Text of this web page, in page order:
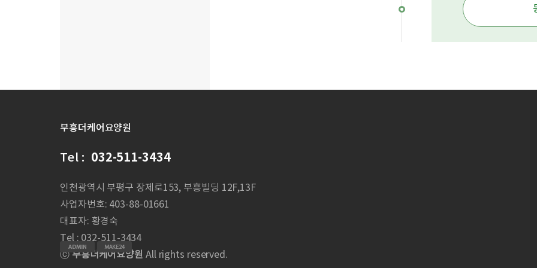
부흥더케어요양원
Tel : 032-511-3434
인천광역시 부평구 장제로153, 부흥빌딩 12F,13F
사업자번호: 403-88-01661
대표자: 황경숙
Tel : 032-511-3434
ⓒ 부흥더케어요양원 All rights reserved.